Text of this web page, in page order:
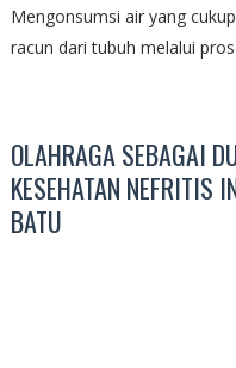
Mengonsumsi air yang
racun dari tubuh melalui
OLAHRAGA SEBAGAI
KESEHATAN NEFRITIS
BATU